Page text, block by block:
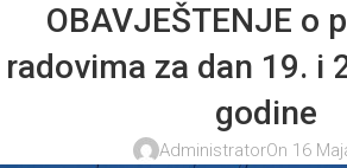
OBAVJEŠTENJE o
radovima za dan 19. i
godine
AdministratorOn 16